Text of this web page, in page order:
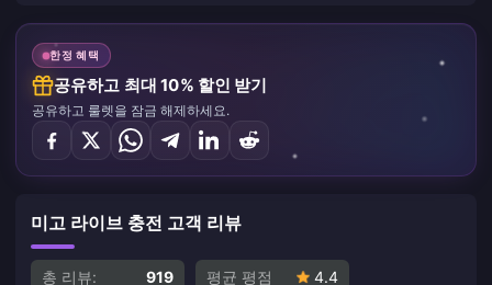
한정 혜택
공유하고 최대 10% 할인 받기
공유하고 룰렛을 잠금 해제하세요.
미고 라이브 충전 고객 리뷰
총 리뷰: 919 평균 평점 4.4